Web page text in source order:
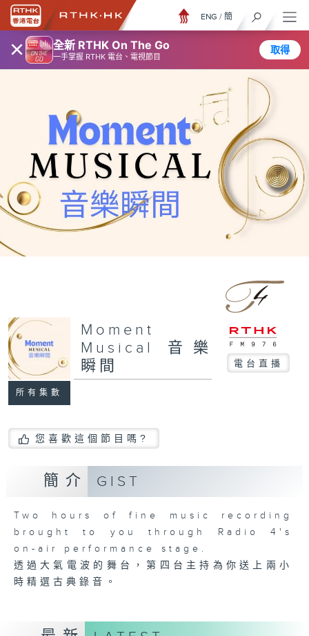
× 全新 RTHK On The Go
一手掌握 RTHK 電台、電視節目
取得
ENG / 簡
所有集數
Moment
Musical 音樂
瞬間
電台直播
您喜歡這個節目嗎?
簡介 GIST
Two hours of fine music recording
brought to you through Radio 4's
on-air performance stage.
透過大氣電波的舞台，第四台主持為你送上兩小
時精選古典錄音。